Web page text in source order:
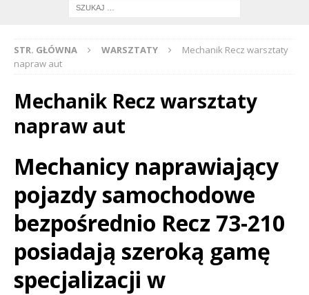
STR. GŁÓWNA WARSZTATY
Mechanik Recz warsztaty
napraw aut
Mechanik Recz warsztaty
napraw aut
Mechanicy naprawiający
pojazdy samochodowe
bezpośrednio Recz 73-210
posiadają szeroką gamę
specjalizacji w